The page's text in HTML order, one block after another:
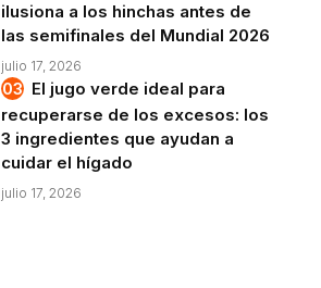
ilusiona a los hinchas antes de
las semifinales del Mundial 2026
julio 17, 2026
El jugo verde ideal para
recuperarse de los excesos: los
3 ingredientes que ayudan a
cuidar el hígado
julio 17, 2026